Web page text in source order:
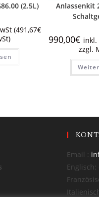
(2.5L)
(491,67€
Anlassenkit
990,00€ inkl.
zzgl.
Email :
Englisch: